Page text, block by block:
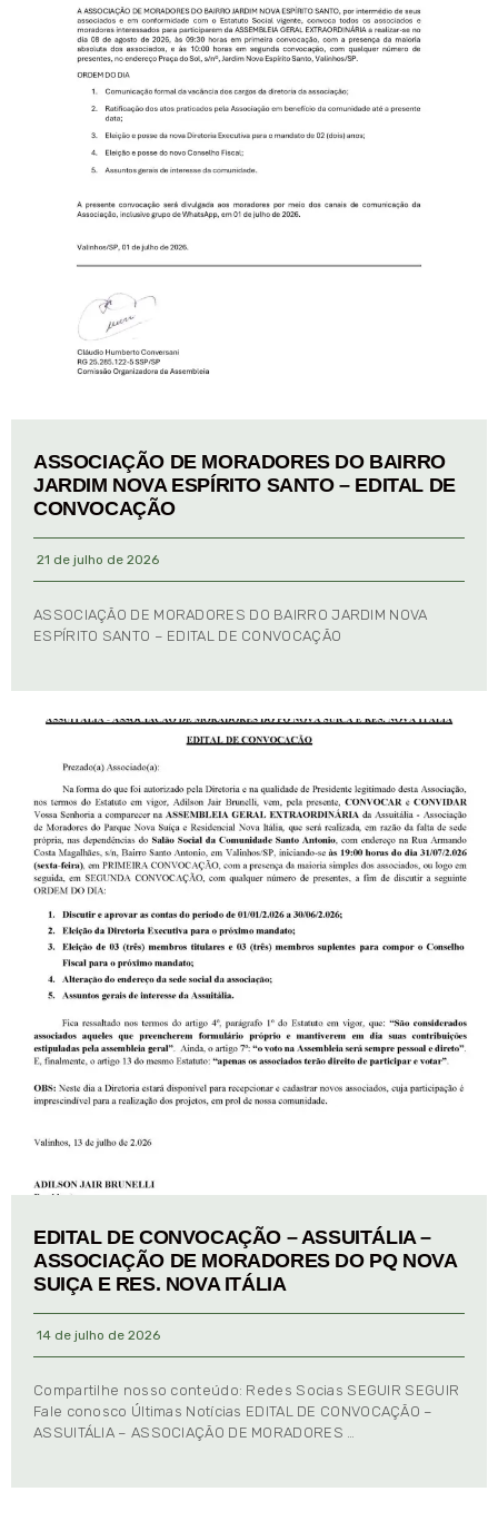
ASSOCIAÇÃO DE MORADORES DO BAIRRO
JARDIM NOVA ESPÍRITO SANTO – EDITAL DE
CONVOCAÇÃO
21 de julho de 2026
ASSOCIAÇÃO DE MORADORES DO BAIRRO JARDIM NOVA
ESPÍRITO SANTO – EDITAL DE CONVOCAÇÃO
EDITAL DE CONVOCAÇÃO – ASSUITÁLIA –
ASSOCIAÇÃO DE MORADORES DO PQ NOVA
SUIÇA E RES. NOVA ITÁLIA
14 de julho de 2026
Compartilhe nosso conteúdo: Redes Socias SEGUIR SEGUIR
Fale conosco Últimas Notícias EDITAL DE CONVOCAÇÃO –
ASSUITÁLIA – ASSOCIAÇÃO DE MORADORES …